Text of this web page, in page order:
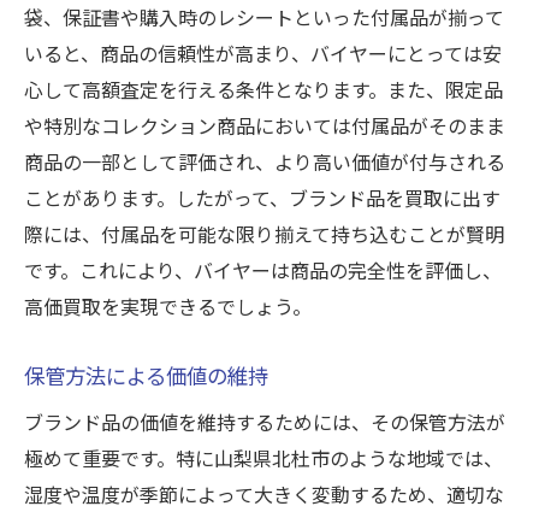
袋、保証書や購入時のレシートといった付属品が揃って
いると、商品の信頼性が高まり、バイヤーにとっては安
心して高額査定を行える条件となります。また、限定品
や特別なコレクション商品においては付属品がそのまま
商品の一部として評価され、より高い価値が付与される
ことがあります。したがって、ブランド品を買取に出す
際には、付属品を可能な限り揃えて持ち込むことが賢明
です。これにより、バイヤーは商品の完全性を評価し、
高価買取を実現できるでしょう。
保管方法による価値の維持
ブランド品の価値を維持するためには、その保管方法が
極めて重要です。特に山梨県北杜市のような地域では、
湿度や温度が季節によって大きく変動するため、適切な